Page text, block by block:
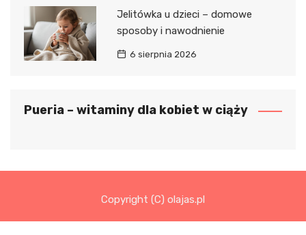
Jelitówka u dzieci – domowe
sposoby i nawodnienie
6 sierpnia 2026
Pueria – witaminy dla kobiet w ciąży
Copyright (C) olajas.pl